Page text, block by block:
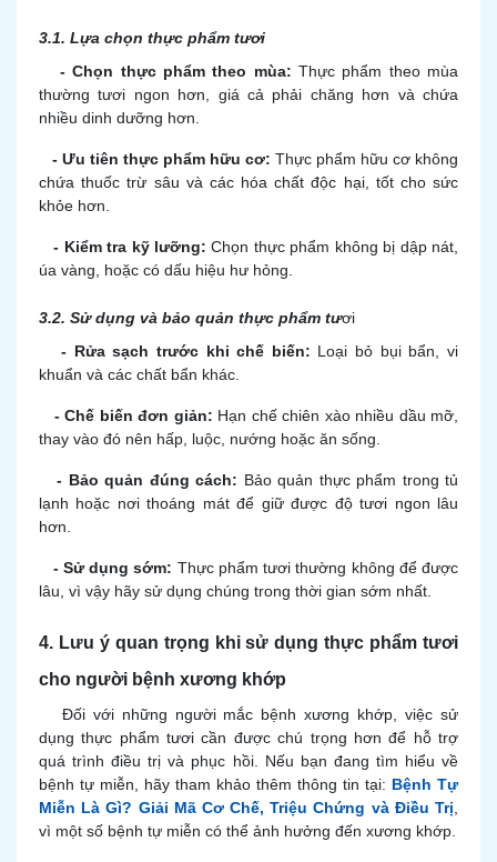
3.1. Lựa chọn thực phẩm tươi
-Chọn thực phẩm theo mùa: Thực phẩm theo mùa
thường tươi ngon hơn, giá cả phải chăng hơn và chứa
nhiều dinh dưỡng hơn.
- Ưu tiên thực phẩm hữu cơ: Thực phẩm hữu cơ không
chứa thuốc trừ sâu và các hóa chất độc hại, tốt cho sức
khỏe hơn.
- Kiểm tra kỹ lưỡng: Chọn thực phẩm không bị dập nát,
úa vàng, hoặc có dấu hiệu hư hỏng.
3.2. Sử dụng và bảo quản thực phẩm tươi
- Rửa sạch trước khi chế biến: Loại bỏ bụi bẩn, vi
khuẩn và các chất bẩn khác.
- Chế biến đơn giản: Hạn chế chiên xào nhiều dầu mỡ,
thay vào đó nên hấp, luộc, nướng hoặc ăn sống.
- Bảo quản đúng cách: Bảo quản thực phẩm trong tủ
lạnh hoặc nơi thoáng mát để giữ được độ tươi ngon lâu
hơn.
- Sử dụng sớm: Thực phẩm tươi thường không để được
lâu, vì vậy hãy sử dụng chúng trong thời gian sớm nhất.
4. Lưu ý quan trọng khi sử dụng thực phẩm tươi
cho người bệnh xương khớp
Đối với những người mắc bệnh xương khớp, việc sử
dụng thực phẩm tươi cần được chú trọng hơn để hỗ trợ
quá trình điều trị và phục hồi. Nếu bạn đang tìm hiểu về
bệnh tự miễn, hãy tham khảo thêm thông tin tại: Bệnh Tự
Miễn Là Gì? Giải Mã Cơ Chế, Triệu Chứng và Điều Trị
vì một số bệnh tự miễn có thể ảnh hưởng đến xương khớp.